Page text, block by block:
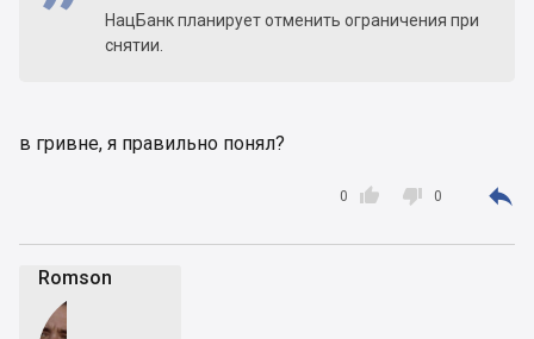
НацБанк планирует отменить ограничения при
снятии.
в гривне, я правильно понял?

0  0 
Romson